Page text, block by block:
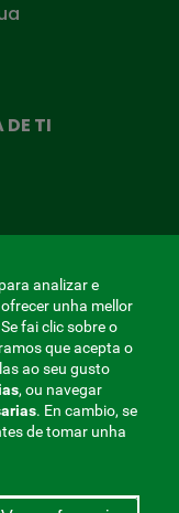
DE TI
legal|Privacidade
analizar e
unha mellor
fai clic sobre o
que acepta o
ao seu gusto
, ou navegar
. En cambio, se
de tomar unha